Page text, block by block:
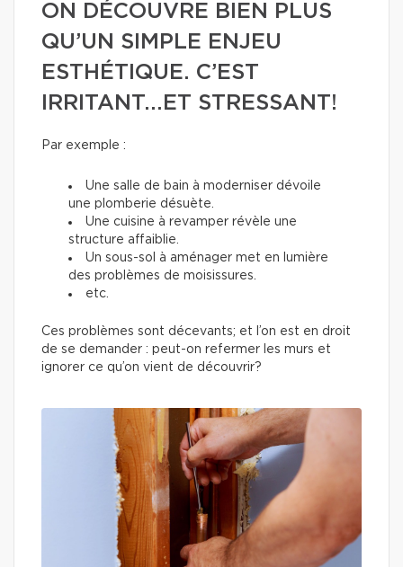
ON DÉCOUVRE BIEN PLUS
QU’UN SIMPLE ENJEU
ESTHÉTIQUE. C’EST
IRRITANT...ET STRESSANT!
Par exemple :
Une salle de bain à moderniser dévoile
une plomberie désuète.
Une cuisine à revamper révèle une
structure affaiblie.
Un sous-sol à aménager met en lumière
des problèmes de moisissures.
etc.
Ces problèmes sont décevants; et l’on est en droit
de se demander : peut-on refermer les murs et
ignorer ce qu’on vient de découvrir?